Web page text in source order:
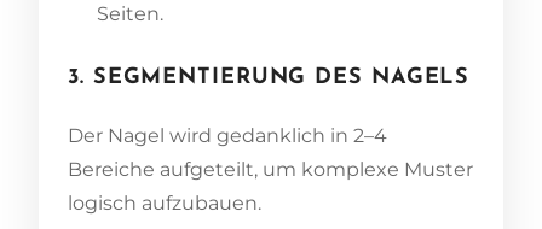
Seiten.
3. SEGMENTIERUNG DES NAGELS
Der Nagel wird gedanklich in 2–4
Bereiche aufgeteilt, um komplexe Muster
logisch aufzubauen.